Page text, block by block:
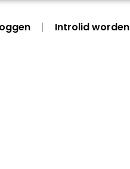
Introlid worden